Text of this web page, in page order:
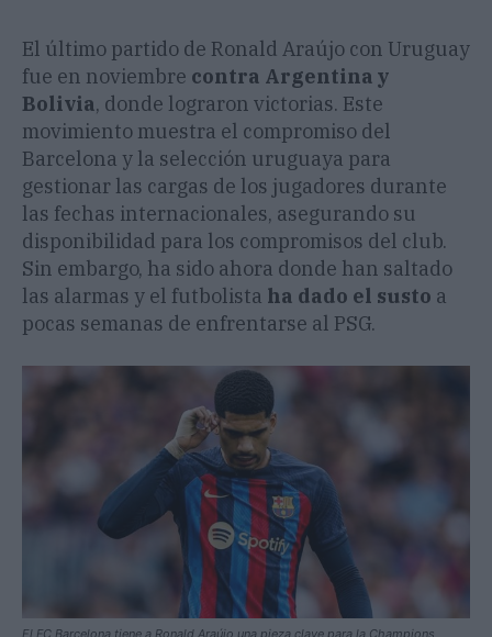
El último partido de Ronald Araújo con Uruguay
fue en noviembre contra Argentina y
Bolivia, donde lograron victorias. Este
movimiento muestra el compromiso del
Barcelona y la selección uruguaya para
gestionar las cargas de los jugadores durante
las fechas internacionales, asegurando su
disponibilidad para los compromisos del club.
Sin embargo, ha sido ahora donde han saltado
las alarmas y el futbolista ha dado el susto a
pocas semanas de enfrentarse al PSG.
El FC Barcelona tiene a Ronald Araújo una pieza clave para la Champions